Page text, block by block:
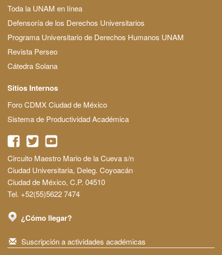
Toda la UNAM en línea
Defensoría de los Derechos Universitarios
Programa Universitario de Derechos Humanos UNAM
Revista Perseo
Cátedra Solana
Sitios Internos
Foro CDMX Ciudad de México
Sistema de Productividad Académica
Circuito Maestro Mario de la Cueva s/n
Ciudad Universitaria, Deleg. Coyoacán
Ciudad de México, C.P. 04510
Tel. +52(55)5622 7474
¿Cómo llegar?
Suscripción a actividades académicas